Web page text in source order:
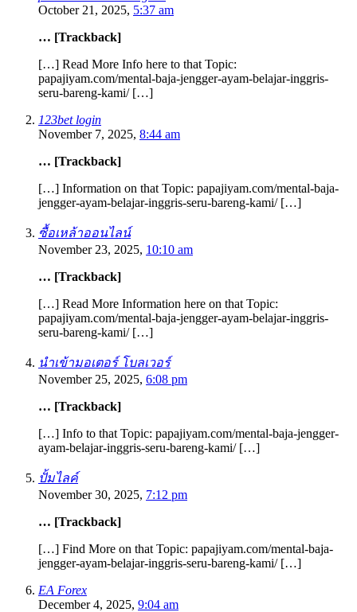
October 21, 2025, 5:37 am
… [Trackback]
[…] Read More Info here to that Topic:
papajiyam.com/mental-baja-jengger-ayam-belajar-inggris-
seru-bareng-kami/ […]
123bet login
November 7, 2025, 8:44 am
… [Trackback]
[…] Information on that Topic: papajiyam.com/mental-baja-
jengger-ayam-belajar-inggris-seru-bareng-kami/ […]
ซื้อเหล้าออนไลน์
November 23, 2025, 10:10 am
… [Trackback]
[…] Read More Information here on that Topic:
papajiyam.com/mental-baja-jengger-ayam-belajar-inggris-
seru-bareng-kami/ […]
นำเข้ามอเตอร์ โบลเวอร์
November 25, 2025, 6:08 pm
… [Trackback]
[…] Info to that Topic: papajiyam.com/mental-baja-jengger-
ayam-belajar-inggris-seru-bareng-kami/ […]
ปั้มไลค์
November 30, 2025, 7:12 pm
… [Trackback]
[…] Find More on that Topic: papajiyam.com/mental-baja-
jengger-ayam-belajar-inggris-seru-bareng-kami/ […]
EA Forex
December 4, 2025, 9:04 am